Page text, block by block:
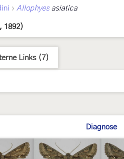
› Allophyesasiatica
1892)
Links (7)
Diagnose